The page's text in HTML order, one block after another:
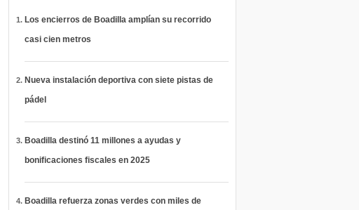
Los encierros de Boadilla amplían su recorrido
casi cien metros
Nueva instalación deportiva con siete pistas de
pádel
Boadilla destinó 11 millones a ayudas y
bonificaciones fiscales en 2025
Boadilla refuerza zonas verdes con miles de